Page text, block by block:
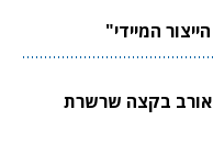
צוואר הבקבוק הבא בשוק ה-AI אורב בקצה שרשרת